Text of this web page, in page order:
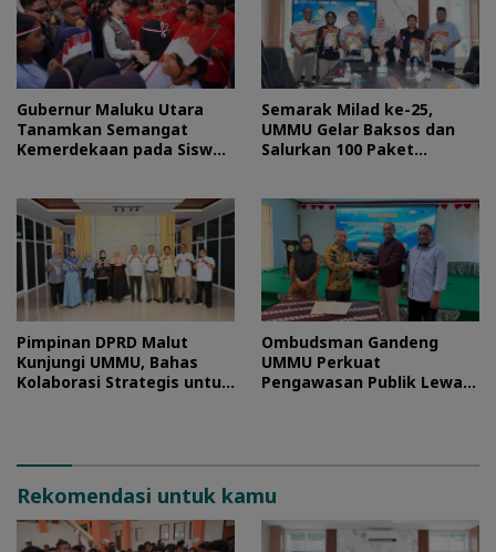
Gubernur Maluku Utara
Tanamkan Semangat
Kemerdekaan pada Siswa
Semarak Milad ke-25,
UMMU Gelar Baksos dan
Salurkan 100 Paket
Pimpinan DPRD Malut
Kunjungi UMMU, Bahas
Kolaborasi Strategis untuk
Ombudsman Gandeng
UMMU Perkuat
Pengawasan Publik Lewat
Rekomendasi untuk kamu